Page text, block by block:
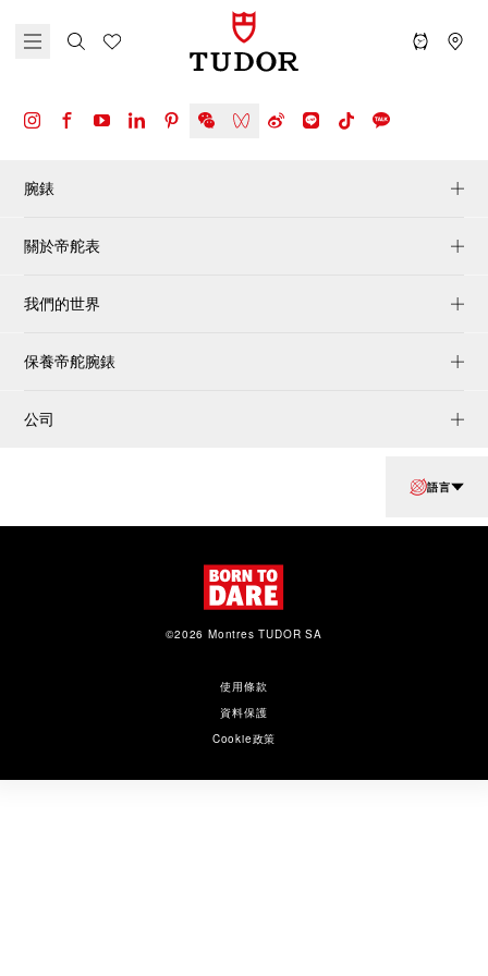
腕錶
關於帝舵表
我們的世界
保養帝舵腕錶
公司
語言
使用條款
資料保護
Cookie政策
©2026 Montres TUDOR SA